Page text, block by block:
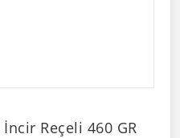
Reçeli 460 GR